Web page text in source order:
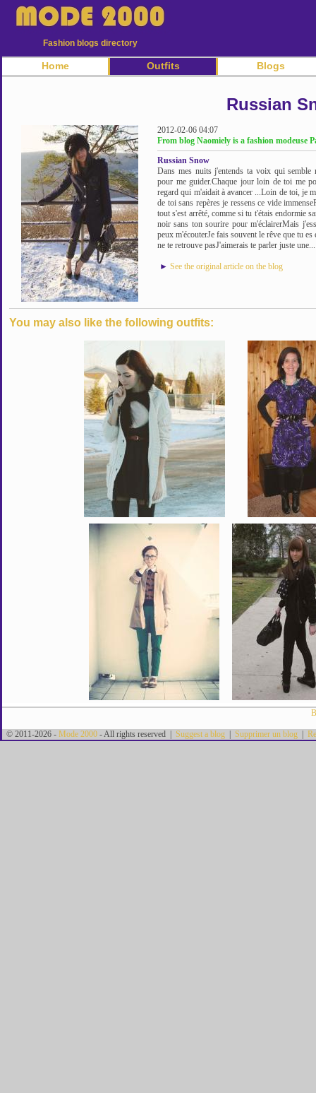
Fashion blogs directory
Home Outfits Blogs
Russian
2012-02-06 04:07
From blog Naomiely is a fashion modeuse
Russian Snow
Dans mes nuits j'entends ta voix qui
pour me guider.Chaque jour loin de toi me
regard qui m'aidait à avancer ...Loin de toi, je
de toi sans repères je ressens ce vide
tout s'est arrêté, comme si tu t'étais endormie
noir sans ton sourire pour m'éclairerMais
peux m'écouterJe fais souvent le rêve que tu
ne te retrouve pasJ'aimerais te parler juste une...
► See the original article on the blog
You may also like the following outfits:
© 2011-2026 - Mode 2000 - All rights reserved | Suggest a blog Supprimer un blog